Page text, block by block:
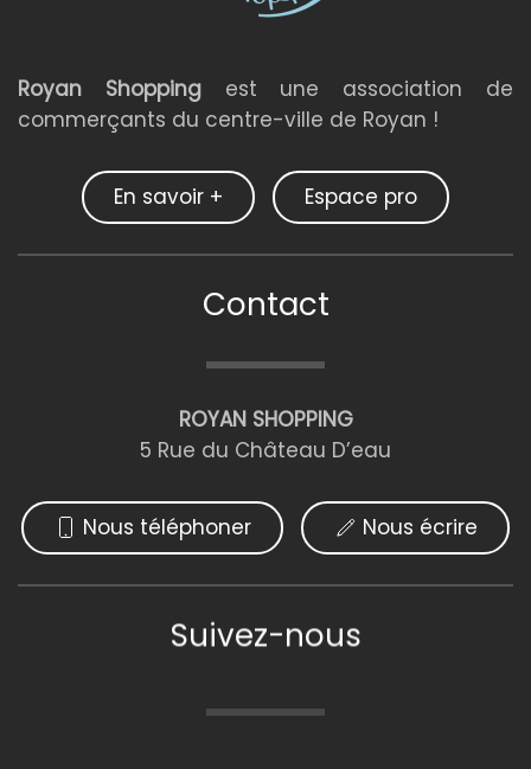
Royan Shopping est une association de
commerçants du centre-ville de Royan !
En savoir + Espace pro
Contact
ROYAN SHOPPING
5 Rue du Château D’eau
Nous téléphoner Nous écrire
Suivez-nous